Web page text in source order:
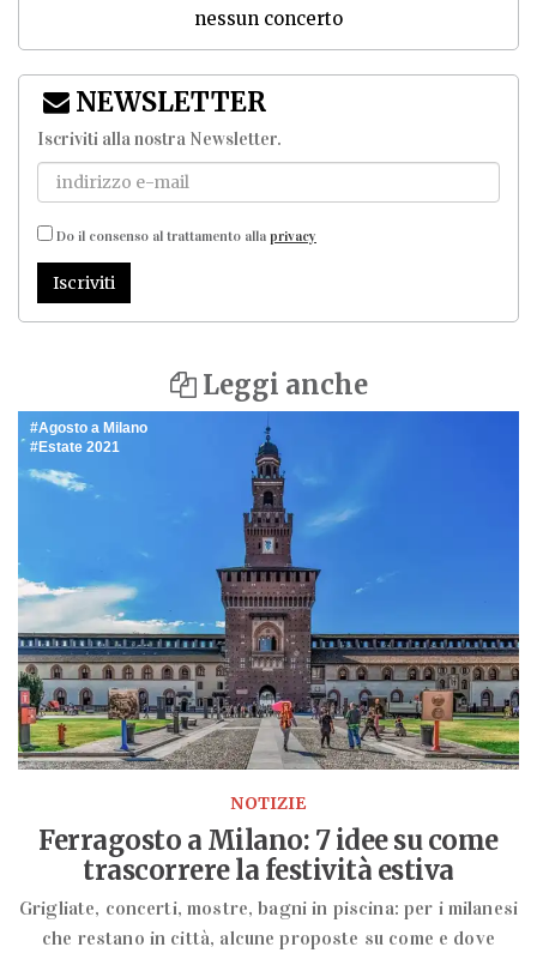
nessun concerto
NEWSLETTER
Iscriviti alla nostra Newsletter.
Do il consenso al trattamento alla privacy
Iscriviti
Leggi anche
Agosto a Milano
Estate 2021
NOTIZIE
Ferragosto a Milano: 7 idee su come
trascorrere la festività estiva
Grigliate, concerti, mostre, bagni in piscina: per i milanesi
che restano in città, alcune proposte su come e dove